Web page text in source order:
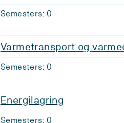
Semesters: 0
Varmetransport og
Semesters: 0
Energilagring
Semesters: 0